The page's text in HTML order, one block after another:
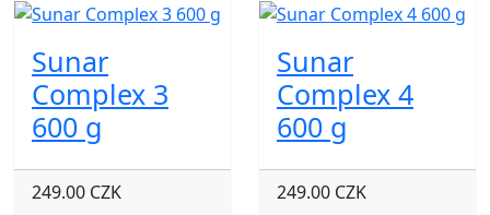
Sunar
Complex 3
600 g
249.00 CZK
Sunar
Complex 4
600 g
249.00 CZK